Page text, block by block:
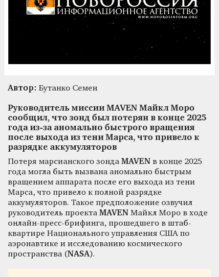
Автор: Бутанко Семен
Руководитель миссии MAVEN Майкл Моро
сообщил, что зонд был потерян в конце 2025
года из-за аномально быстрого вращения
после выхода из тени Марса, что привело к
разрядке аккумуляторов
Потеря марсианского зонда MAVEN в конце 2025
года могла быть вызвана аномально быстрым
вращением аппарата после его выхода из тени
Марса, что привело к полной разрядке
аккумуляторов. Такое предположение озвучил
руководитель проекта MAVEN Майкл Моро в ходе
онлайн-пресс-брифинга, прошедшего в штаб-
квартире Национального управления США по
аэронавтике и исследованию космического
пространства (NASA).